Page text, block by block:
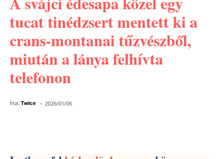
tucat tinédzsert mentett ki a
crans-montanai tűzvészből,
miután a lánya felhívta
telefonon
Írta: Twice - 2026/01/06